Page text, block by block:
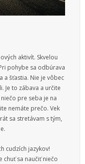
aktivít. Skvelou
pohybe sa odbúrava
a šťastia. Nie je vôbec
Je to zábava a určite
pre seba je na
nemáte prečo. Vek
sa stretávam s tým,
cudzích jazykov!
chuť sa naučiť niečo